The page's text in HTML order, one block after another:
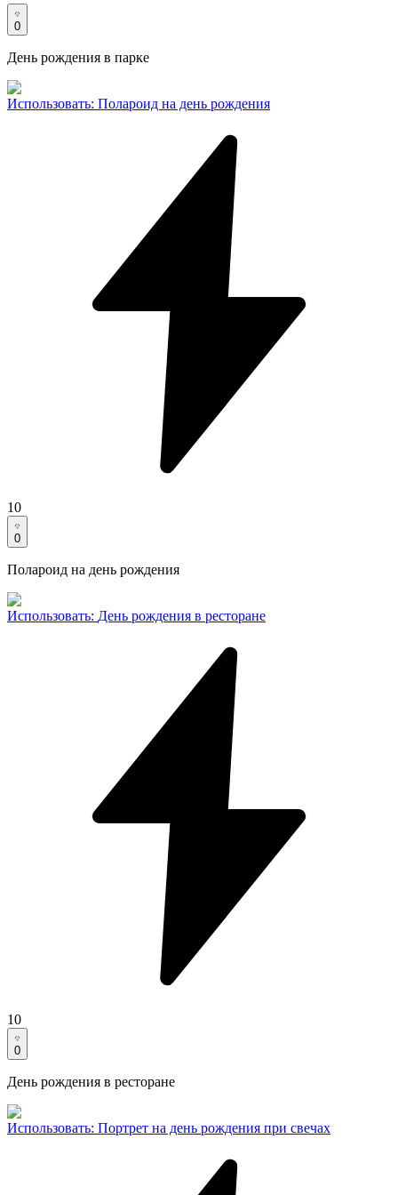
0
День рождения в парке
Использовать: Полароид на день рождения
10
0
Полароид на день рождения
Использовать: День рождения в ресторане
10
0
День рождения в ресторане
Использовать: Портрет на день рождения при свечах